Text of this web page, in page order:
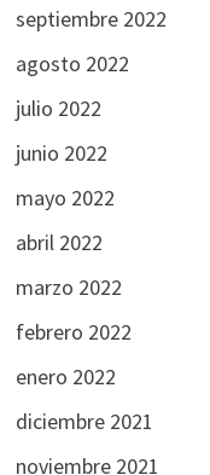
septiembre 2022
agosto 2022
julio 2022
junio 2022
mayo 2022
abril 2022
marzo 2022
febrero 2022
enero 2022
diciembre 2021
noviembre 2021